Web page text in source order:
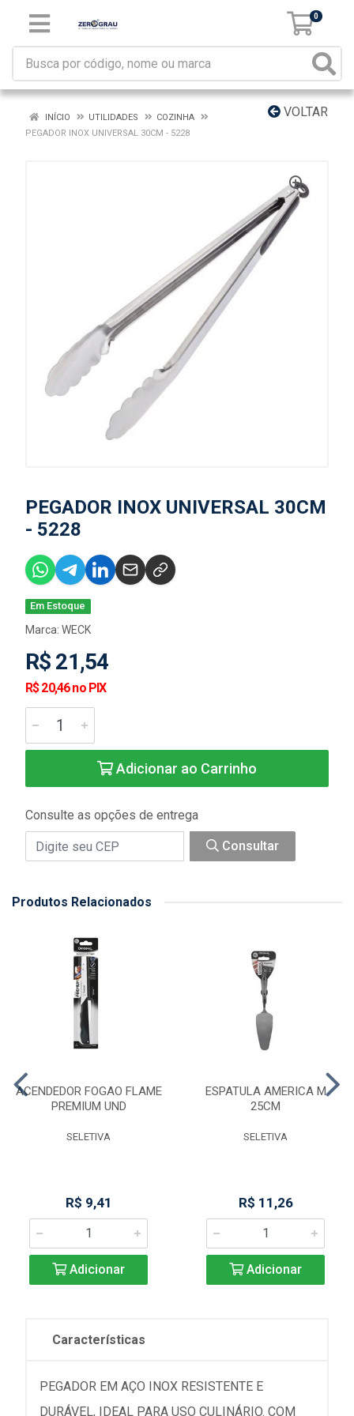
0
VOLTAR
INÍCIO UTILIDADES
COZINHA
PEGADOR INOX UNIVERSAL 30CM - 5228
PEGADOR INOX UNIVERSAL 30CM
- 5228
Em Estoque
Marca: WECK
R$ 21,54
R$ 20,46 no PIX
Adicionar ao Carrinho
Consulte as opções de entrega
Consultar
Produtos Relacionados
ACENDEDOR FOGAO FLAME
PREMIUM UND
SELETIVA
R$ 9,41
Adicionar
ESPATULA AMERICA M
25CM
SELETIVA
R$ 11,26
Adicionar
Características
PEGADOR EM AÇO INOX RESISTENTE E
DURÁVEL, IDEAL PARA USO CULINÁRIO. COM